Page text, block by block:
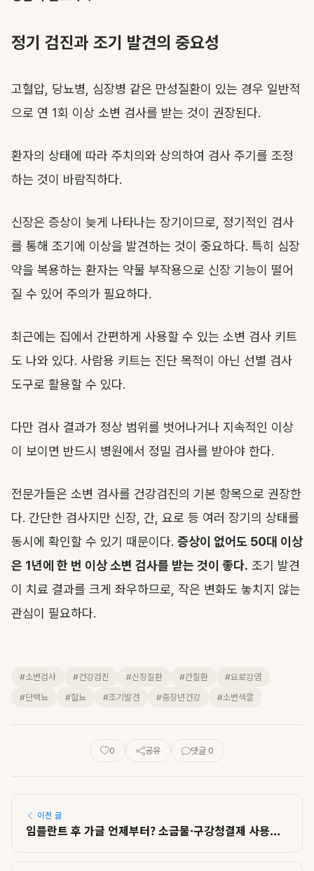
정기 검진과 조기 발견의 중요성
고혈압, 당뇨병, 심장병 같은 만성질환이 있는 경우 일반적
으로 연 1회 이상 소변 검사를 받는 것이 권장된다.
환자의 상태에 따라 주치의와 상의하여 검사 주기를 조정
하는 것이 바람직하다.
신장은 증상이 늦게 나타나는 장기이므로, 정기적인 검사
를 통해 조기에 이상을 발견하는 것이 중요하다. 특히 심장
약을 복용하는 환자는 약물 부작용으로 신장 기능이 떨어
질 수 있어 주의가 필요하다.
최근에는 집에서 간편하게 사용할 수 있는 소변 검사 키트
도 나와 있다. 사람용 키트는 진단 목적이 아닌 선별 검사
도구로 활용할 수 있다.
다만 검사 결과가 정상 범위를 벗어나거나 지속적인 이상
이 보이면 반드시 병원에서 정밀 검사를 받아야 한다.
전문가들은 소변 검사를 건강검진의 기본 항목으로 권장한
다. 간단한 검사지만 신장, 간, 요로 등 여러 장기의 상태를
동시에 확인할 수 있기 때문이다. 증상이 없어도 50대 이상
은 1년에 한 번 이상 소변 검사를 받는 것이 좋다. 조기 발견
이 치료 결과를 크게 좌우하므로, 작은 변화도 놓치지 않는
관심이 필요하다.
#소변검사 #건강검진 #신장질환 #간질환
#요로감염
#단백뇨
#혈뇨 #조기발견 #중장년건강 #소변색깔
0 공유 댓글 0
이전 글
임플란트 후 가글 언제부터? 소금물·구강청결제 사용...